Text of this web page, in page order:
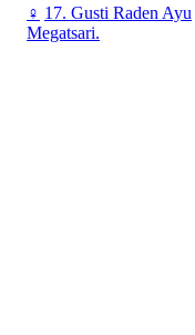
♀ 17. Gusti Raden Ayu
Megatsari.